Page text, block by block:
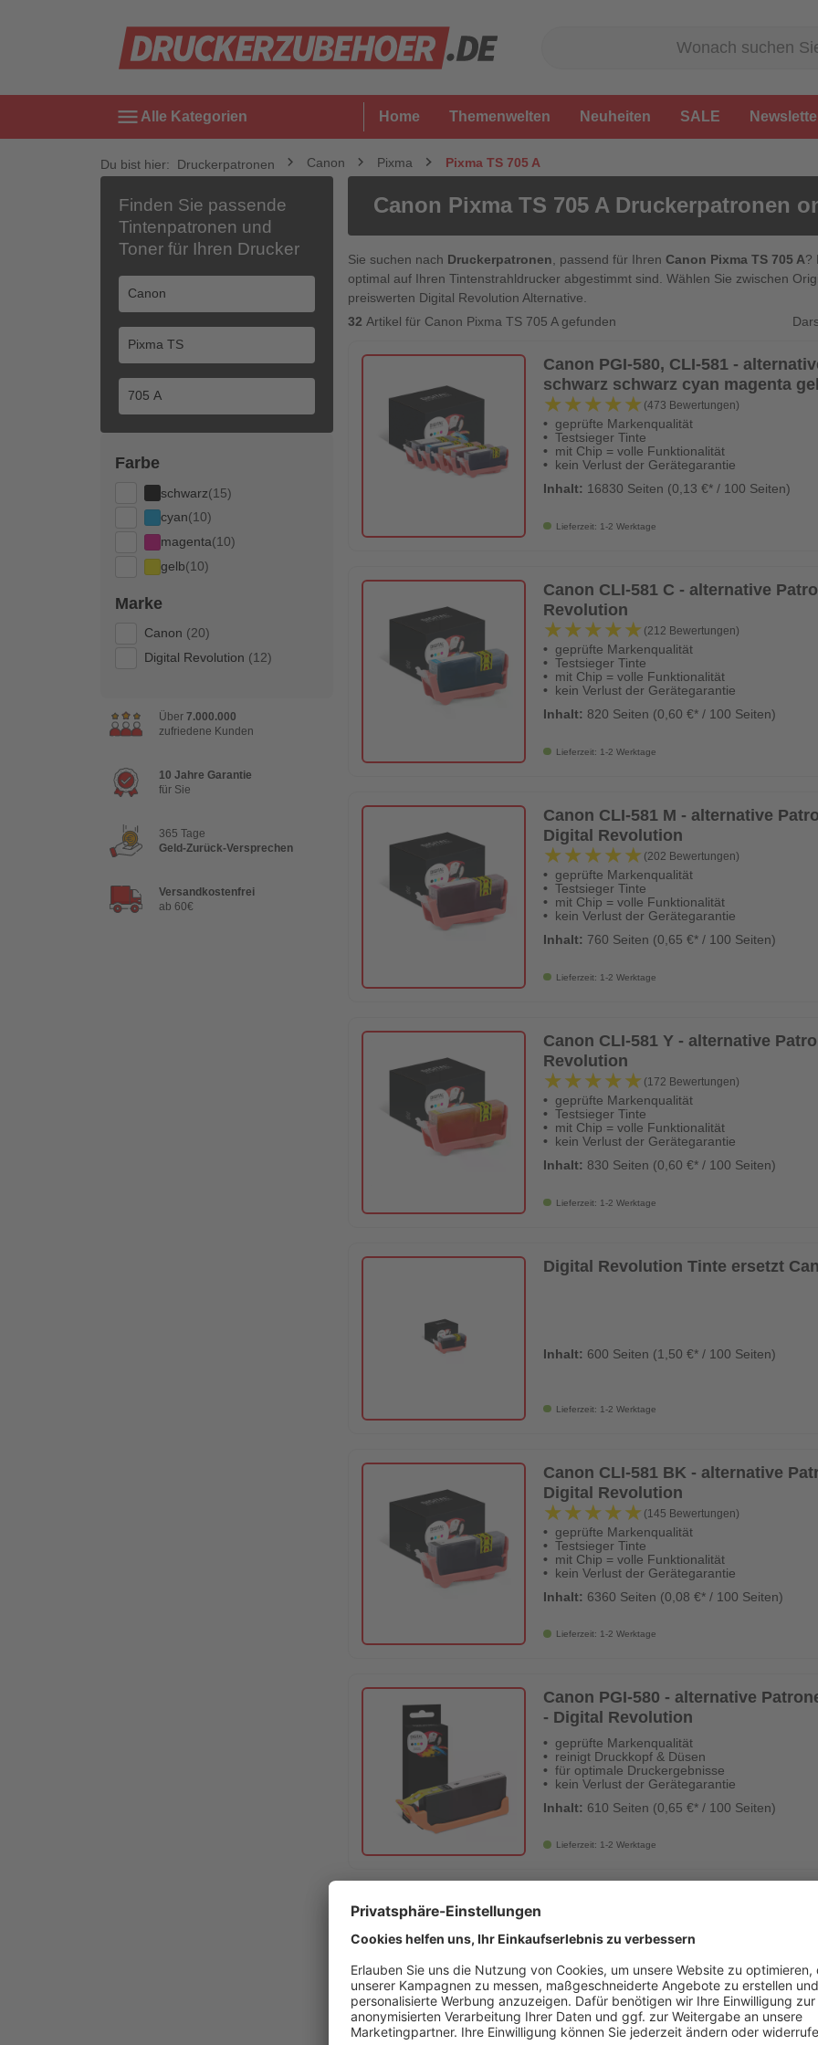
menu Alle Kategorien Home Themenwelten Neuheiten SALE
Du bist hier: Druckerpatronen Canon Pixma Pixma TS 705 A
Finden Sie passende
Tintenpatronen und
Toner für Ihren Drucker
Farbe
schwarz(15)
cyan(10)
magenta(10)
gelb(10)
Marke
Canon (20)
Digital Revolution (12)
Über 7.000.000
zufriedene Kunden
10 Jahre Garantie
für Sie
365 Tage
Geld-Zurück-Versprechen
Versandkostenfrei
ab 60€
Canon Pixma TS 705 A Druckerpatronen
Sie suchen nach Druckerpatronen , passend für Ihren Canon Pixma TS 705 A?
optimal auf Ihren Tintenstrahldrucker abgestimmt sind. Wählen Sie zwischen
preiswerten Digital Revolution Alternative.
32 Artikel für Canon Pixma TS 705 A gefunden
Canon PGI-580, CLI-581 -
schwarz schwarz cyan magenta
★★★★★
★★★★★ (473 Bewertungen)
geprüfte Markenqualität
Testsieger Tinte
mit Chip = volle Funktionalität
kein Verlust der Gerätegarantie
Inhalt: 16830 Seiten (0,13 €* / 100 Seiten)
Lieferzeit: 1-2 Werktage
Canon CLI-581 C - alternative
Revolution
★★★★★
★★★★★ (212 Bewertungen)
geprüfte Markenqualität
Testsieger Tinte
mit Chip = volle Funktionalität
kein Verlust der Gerätegarantie
Inhalt: 820 Seiten (0,60 €* / 100 Seiten)
Lieferzeit: 1-2 Werktage
Canon CLI-581 M - alternative
Digital Revolution
★★★★★
★★★★★ (202 Bewertungen)
geprüfte Markenqualität
Testsieger Tinte
mit Chip = volle Funktionalität
kein Verlust der Gerätegarantie
Inhalt: 760 Seiten (0,65 €* / 100 Seiten)
Lieferzeit: 1-2 Werktage
Canon CLI-581 Y - alternative
Revolution
★★★★★
★★★★★ (172 Bewertungen)
geprüfte Markenqualität
Testsieger Tinte
mit Chip = volle Funktionalität
kein Verlust der Gerätegarantie
Inhalt: 830 Seiten (0,60 €* / 100 Seiten)
Lieferzeit: 1-2 Werktage
Digital Revolution Tinte ersetzt
Inhalt: 600 Seiten (1,50 €* / 100 Seiten)
Lieferzeit: 1-2 Werktage
Canon CLI-581 BK - alternative
Digital Revolution
★★★★★
★★★★★ (145 Bewertungen)
geprüfte Markenqualität
Testsieger Tinte
mit Chip = volle Funktionalität
kein Verlust der Gerätegarantie
Inhalt: 6360 Seiten (0,08 €* / 100 Seiten)
Lieferzeit: 1-2 Werktage
Canon PGI-580 - alternative
- Digital Revolution
geprüfte Markenqualität
reinigt Druckkopf & Düsen
für optimale Druckergebnisse
kein Verlust der Gerätegarantie
Inhalt: 610 Seiten (0,65 €* / 100 Seiten)
Lieferzeit: 1-2 Werktage
Canon PGI-580, CLI-581 -
schwarz, schwarz cyan magenta
Revolution
geprüfte Markenqualität
reinigt Druckkopf & Düsen
für optimale Druckergebnisse
kein Verlust der Gerätegarantie
Inhalt:40 ml (0,37 €* / ml)